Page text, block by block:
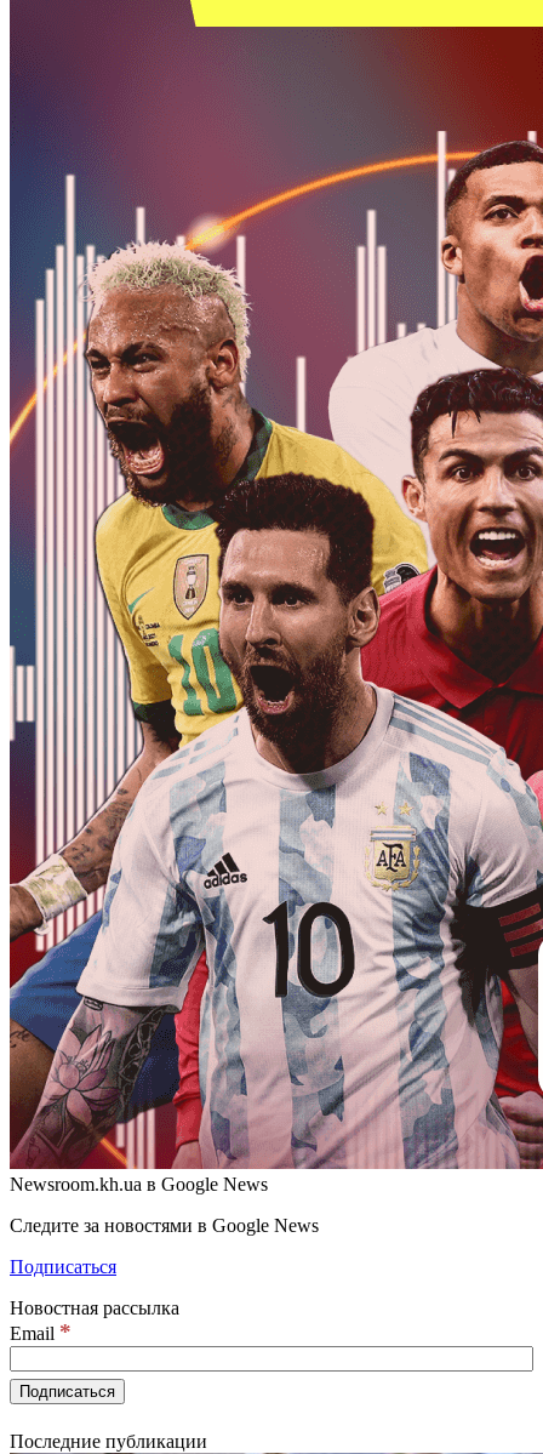
Newsroom.kh.ua в Google News
Следите за новостями в Google News
Подписаться
Новостная рассылка
Email *
Последние публикации